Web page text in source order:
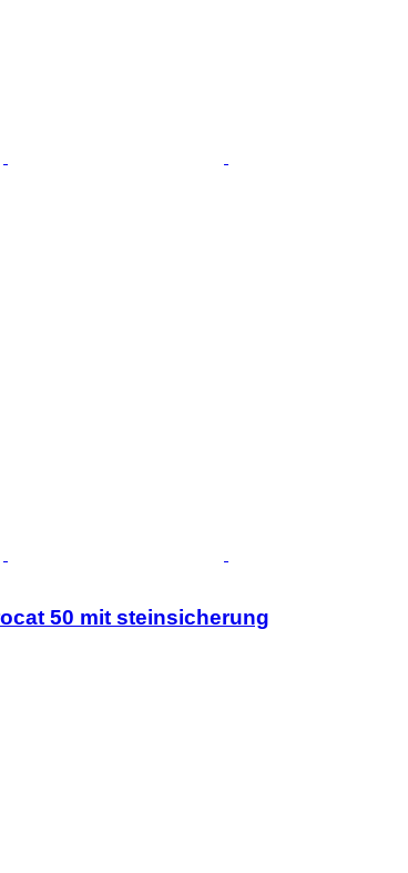
50 mit steinsicherung